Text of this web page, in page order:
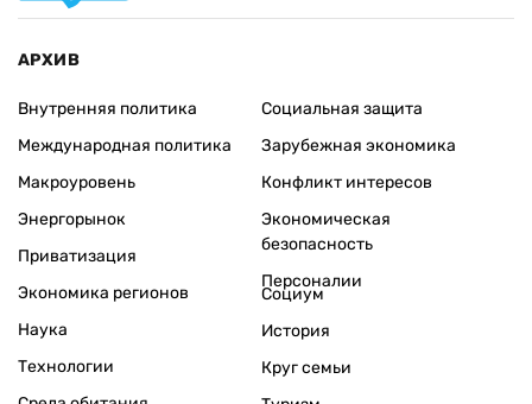
АРХИВ
Внутренняя политика
Международная политика
Макроуровень
Энергорынок
Приватизация
Экономика регионов
Социальная защита
Зарубежная экономика
Конфликт интересов
Экономическая
безопасность
Персоналии
Наука
Технологии
Социум
История
Круг семьи